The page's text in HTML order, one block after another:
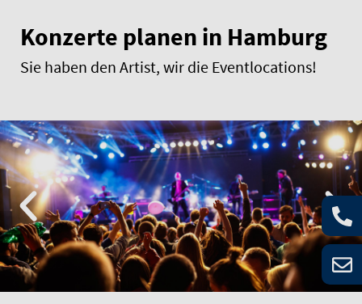
Konzerte planen in Hamburg
Sie haben den Artist, wir die Eventlocations!